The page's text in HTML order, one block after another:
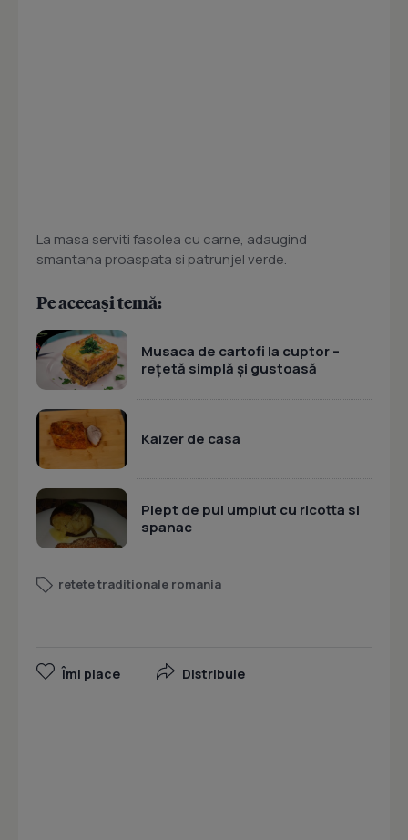
La masa serviti fasolea cu carne, adaugind
smantana proaspata si patrunjel verde.
Pe aceeași temă:
Musaca de cartofi la cuptor –
rețetă simplă și gustoasă
Kaizer de casa
Piept de pui umplut cu ricotta si
spanac
retete traditionale romania
Îmi place Distribuie